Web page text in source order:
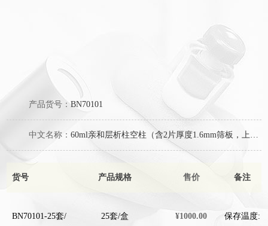
产品货号： BN70101
中文名称： 60ml亲和层析柱空柱（含2片厚度1.6mm筛板，上下盖）
货号 产品规格 售价 备注
BN70101-25套/ 25套/盒 ¥1000.00 保存温度: